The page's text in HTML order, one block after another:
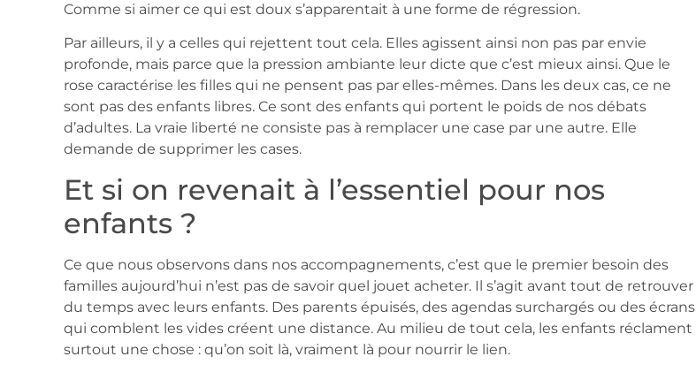
Comme si aimer ce qui est doux s’apparentait à une forme de régression.
Par ailleurs, il y a celles qui rejettent tout cela. Elles agissent ainsi non pas par envie
profonde, mais parce que la pression ambiante leur dicte que c’est mieux ainsi. Que le
rose caractérise les filles qui ne pensent pas par elles-mêmes. Dans les deux cas, ce ne
sont pas des enfants libres. Ce sont des enfants qui portent le poids de nos débats
d’adultes. La vraie liberté ne consiste pas à remplacer une case par une autre. Elle
demande de supprimer les cases.
Et si on revenait à l’essentiel pour nos
enfants ?
Ce que nous observons dans nos accompagnements, c’est que le premier besoin des
familles aujourd’hui n’est pas de savoir quel jouet acheter. Il s’agit avant tout de retrouver
du temps avec leurs enfants. Des parents épuisés, des agendas surchargés ou des écrans
qui comblent les vides créent une distance. Au milieu de tout cela, les enfants réclament
surtout une chose : qu’on soit là, vraiment là pour nourrir le lien.